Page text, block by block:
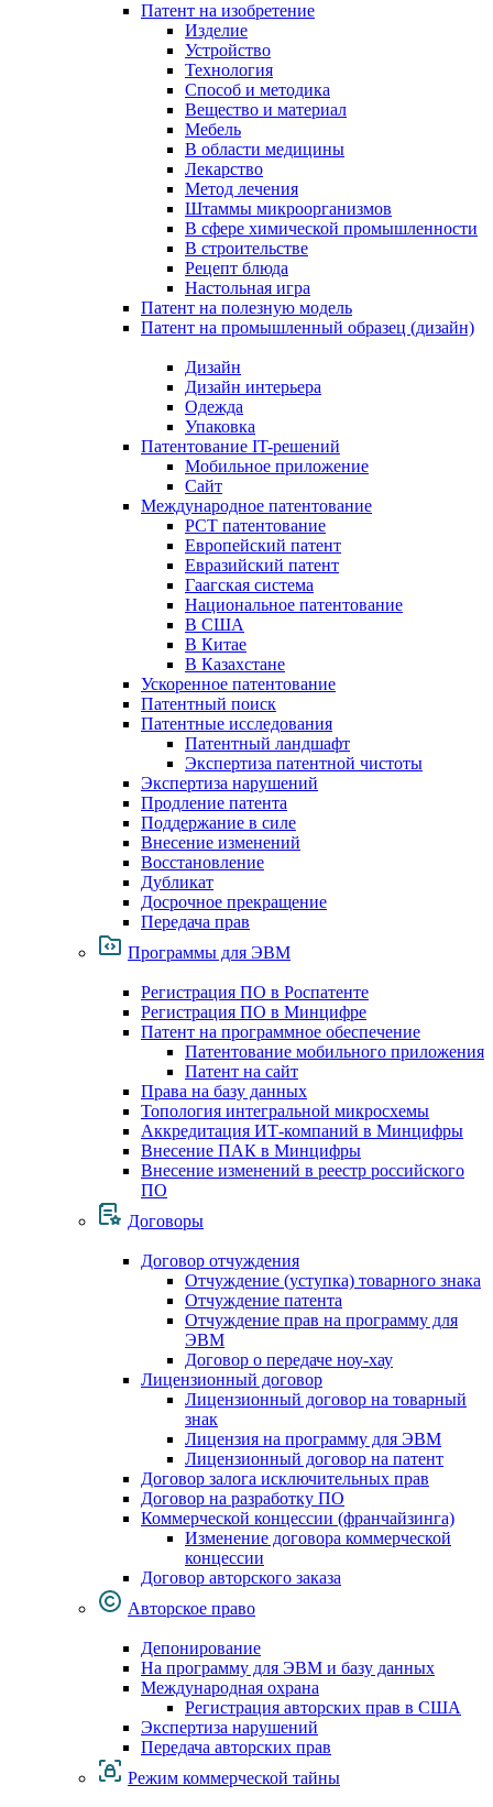
Патент на изобретение
Изделие
Устройство
Технология
Способ и методика
Вещество и материал
Мебель
В области медицины
Лекарство
Метод лечения
Штаммы микроорганизмов
В сфере химической промышленности
В строительстве
Рецепт блюда
Настольная игра
Патент на полезную модель
Патент на промышленный образец (дизайн)
Дизайн
Дизайн интерьера
Одежда
Упаковка
Патентование IT-решений
Мобильное приложение
Сайт
Международное патентование
PCT патентование
Европейский патент
Евразийский патент
Гаагская система
Национальное патентование
В США
В Китае
В Казахстане
Ускоренное патентование
Патентный поиск
Патентные исследования
Патентный ландшафт
Экспертиза патентной чистоты
Экспертиза нарушений
Продление патента
Поддержание в силе
Внесение изменений
Восстановление
Дубликат
Досрочное прекращение
Передача прав
Программы для ЭВМ
Регистрация ПО в Роспатенте
Регистрация ПО в Минцифре
Патент на программное обеспечение
Патентование мобильного приложения
Патент на сайт
Права на базу данных
Топология интегральной микросхемы
Аккредитация ИТ-компаний в Минцифры
Внесение ПАК в Минцифры
Внесение изменений в реестр российского
ПО
Договоры
Договор отчуждения
Отчуждение (уступка) товарного знака
Отчуждение патента
Отчуждение прав на программу для
ЭВМ
Договор о передаче ноу-хау
Лицензионный договор
Лицензионный договор на товарный
знак
Лицензия на программу для ЭВМ
Лицензионный договор на патент
Договор залога исключительных прав
Договор на разработку ПО
Коммерческой концессии (франчайзинга)
Изменение договора коммерческой
концессии
Договор авторского заказа
Авторское право
Депонирование
На программу для ЭВМ и базу данных
Международная охрана
Регистрация авторских прав в США
Экспертиза нарушений
Передача авторских прав
Режим коммерческой тайны